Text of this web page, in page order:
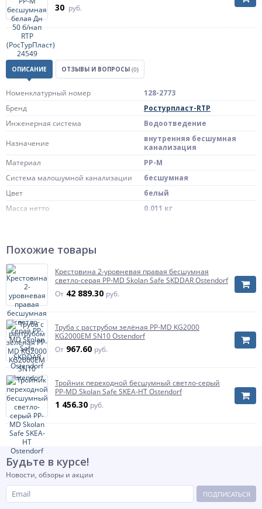
30 руб.
ОПИСАНИЕ ОТЗЫВЫ И ВОПРОСЫ (0)
Номенклатурный номер
128-2773
Бренд
Ростурпласт-RTP
Инженерная система
Водоотведение
Назначение
внутренняя бесшумная
канализация
Материал
PP-M
Система малошумной канализации
бесшумная
Цвет
белый
Масса нетто
0.011 кг
Диаметр, мм
Давление
безнапорное
Артикул
24549
Похожие товары
Крестовина 2-уровневая правая бесшумная
светло-серая PP-MD Skolan Safe SKDDAR Ostendorf
От 42 889.30 руб.
Труба с раструбом зелёная PP-MD KG2000
KG2000EM SN10 Ostendorf
От 967.60 руб.
Тройник переходной бесшумный светло-серый
PP-MD Skolan Safe SKEA-НТ Ostendorf
1 456.30 руб.
Будьте в курсе!
Новости, обзоры и акции
ПОДПИСАТЬСЯ